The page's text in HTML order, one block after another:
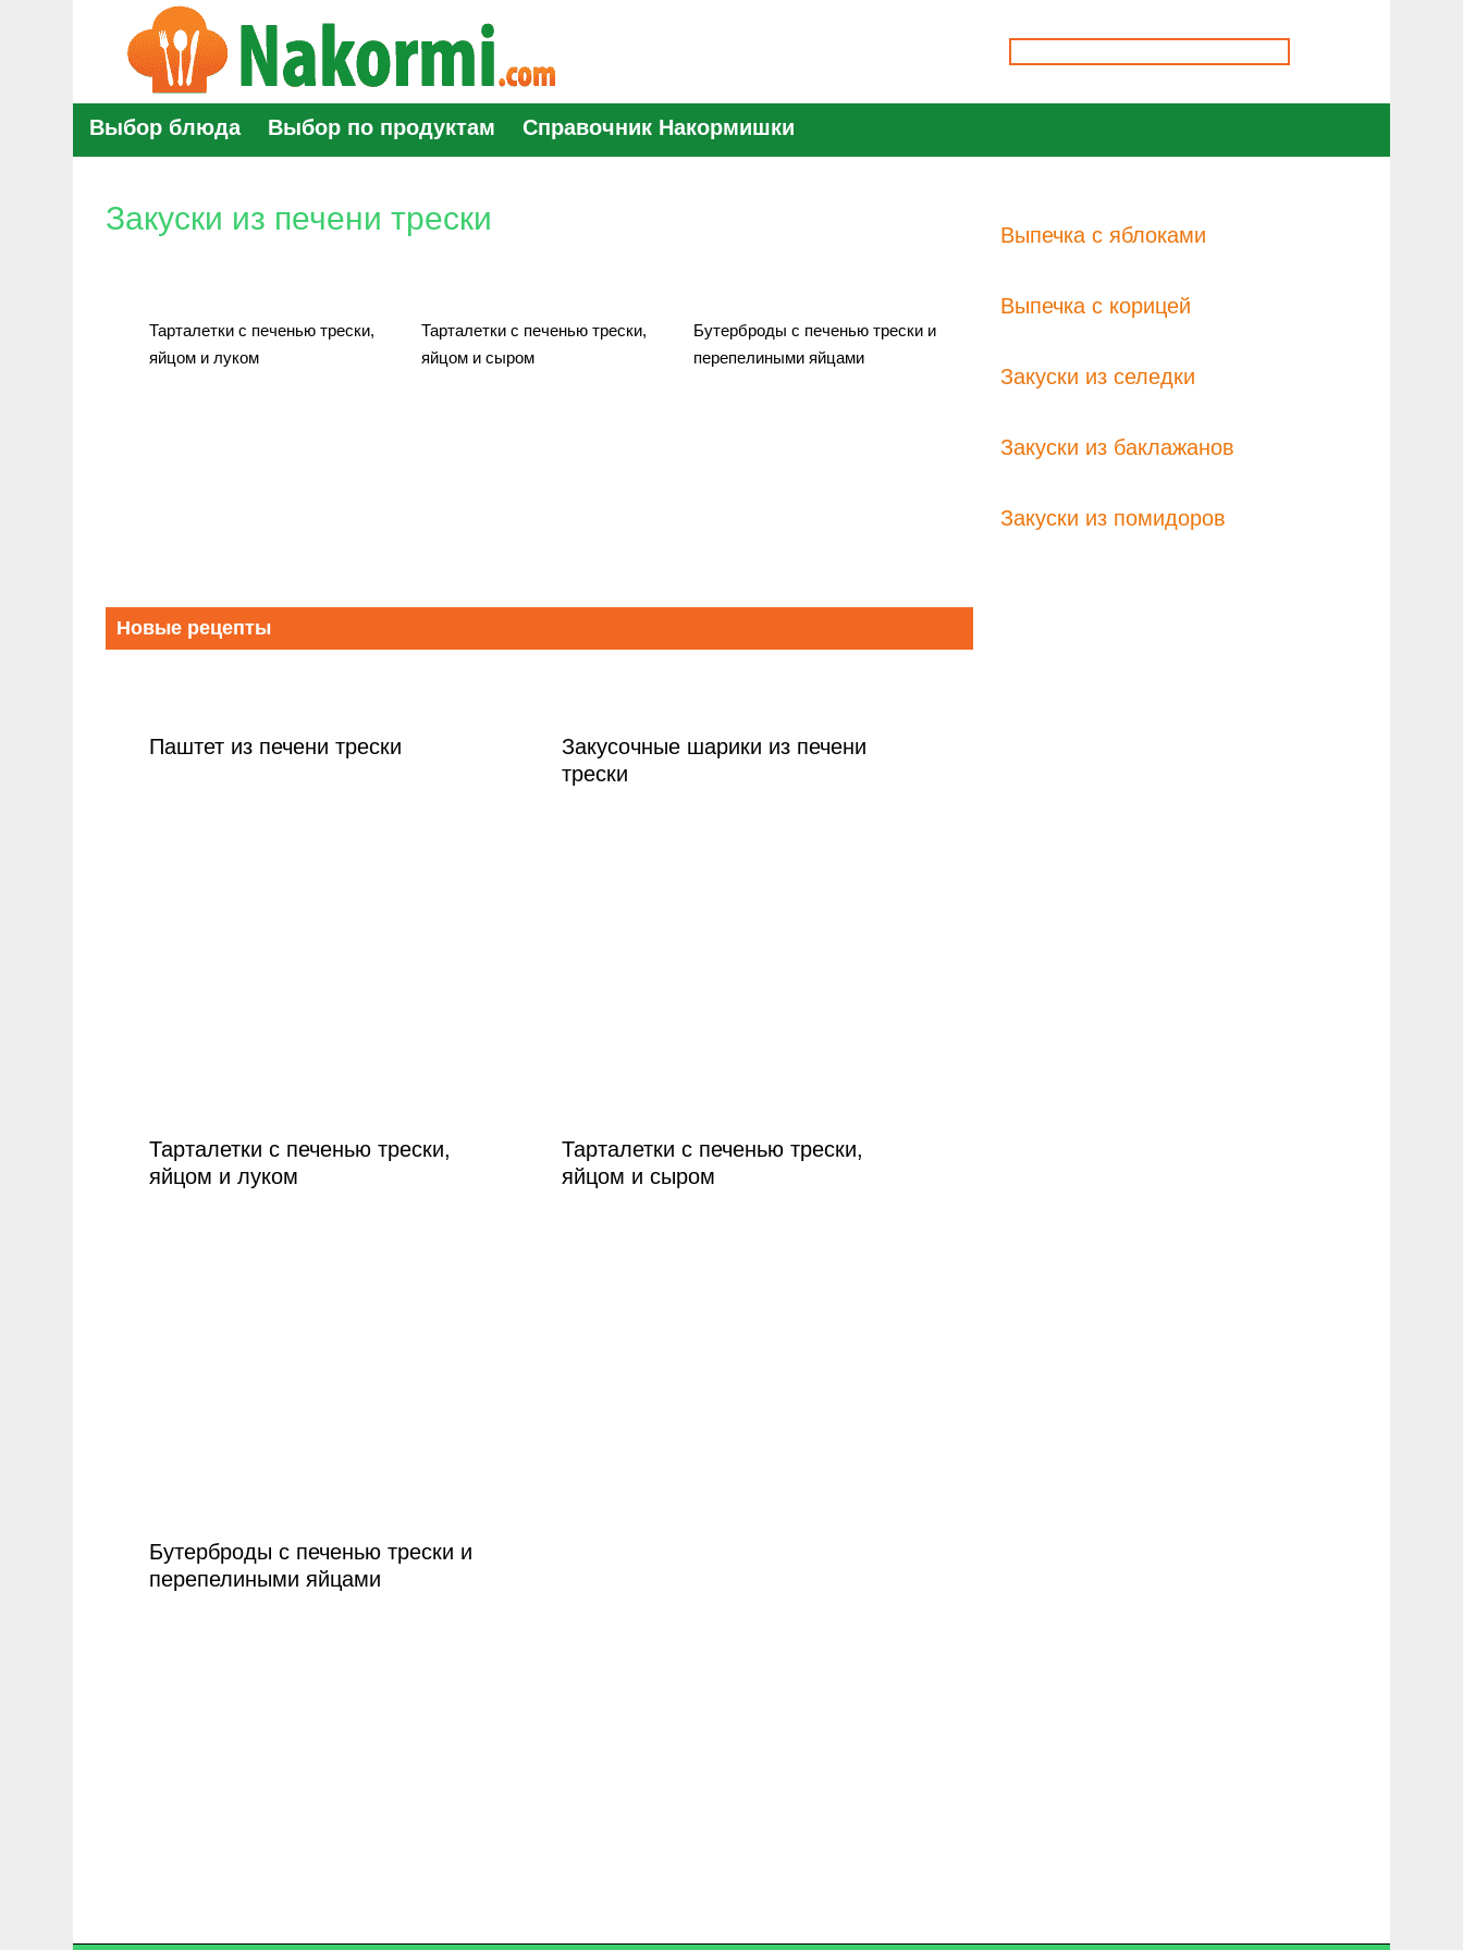
Выбор блюда Выбор по продуктам Справочник Накормишки
Закуски из печени трески
Тарталетки с печенью трески,
яйцом и луком
Тарталетки с печенью трески,
яйцом и сыром
Бутерброды с печенью трески и
перепелиными яйцами
Новые рецепты
Паштет из печени трески
Закусочные шарики из печени
трески
Тарталетки с печенью трески,
яйцом и луком
Тарталетки с печенью трески,
яйцом и сыром
Бутерброды с печенью трески и
перепелиными яйцами
Выпечка с яблоками
Выпечка с корицей
Закуски из селедки
Закуски из баклажанов
Закуски из помидоров